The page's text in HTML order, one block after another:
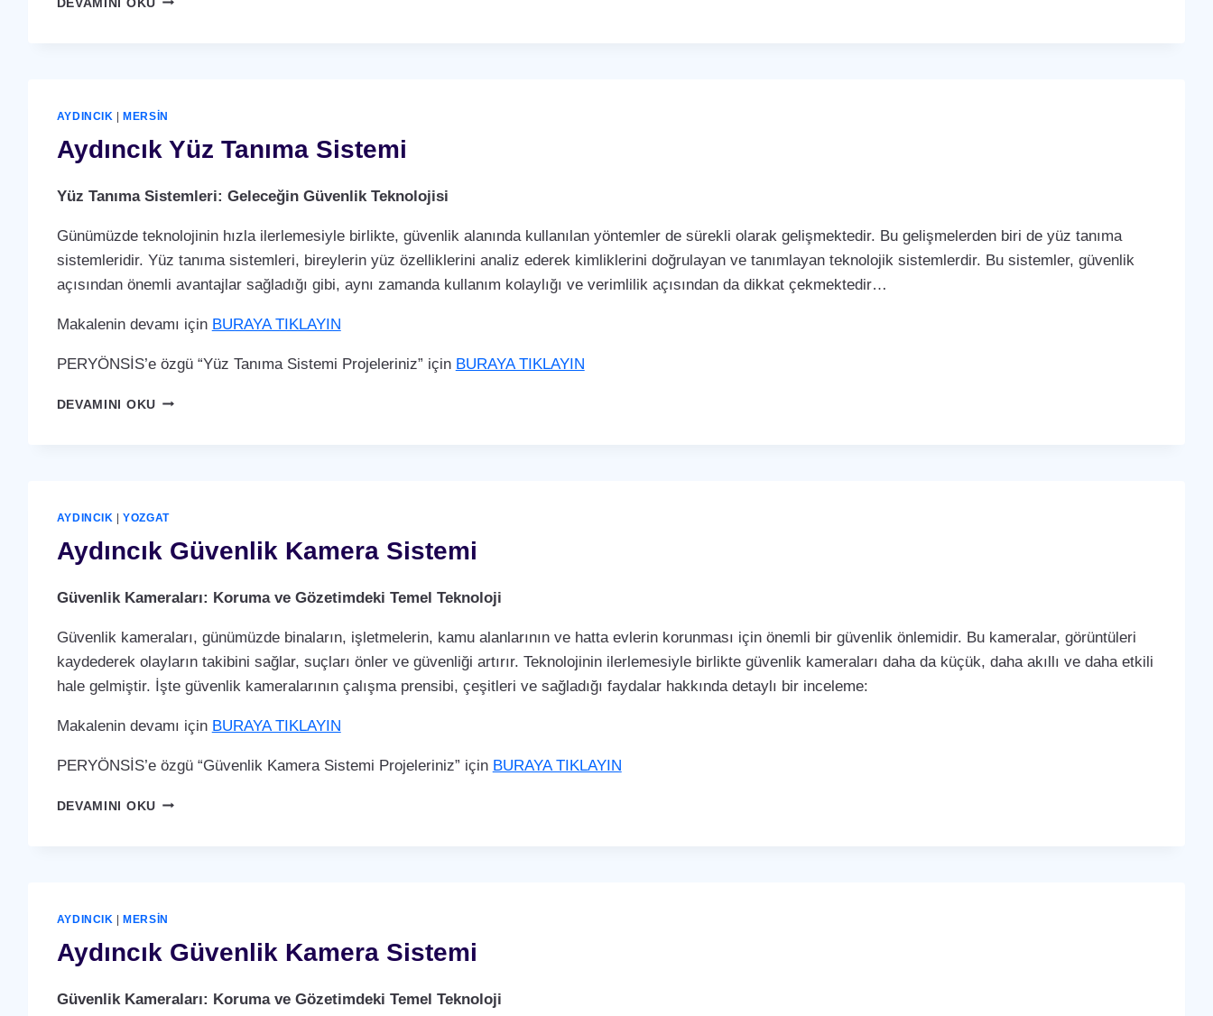
DEVAMINI OKU
AYDINCIK |MERSIN
Aydıncık Yüz Tanıma Sistemi
Yüz Tanıma Sistemleri: Geleceğin Güvenlik Teknolojisi
Günümüzde teknolojinin hızla ilerlemesiyle birlikte, güvenlik alanında kullanılan yöntemler de sürekli olarak gelişmektedir. Bu gelişmelerden biri de yüz tanıma
sistemleridir. Yüz tanıma sistemleri, bireylerin yüz özelliklerini analiz ederek kimliklerini doğrulayan ve tanımlayan teknolojik sistemlerdir. Bu sistemler, güvenlik
açısından önemli avantajlar sağladığı gibi, aynı zamanda kullanım kolaylığı ve verimlilik açısından da dikkat çekmektedir…
Makalenin devamı için BURAYA TIKLAYIN
PERYÖNSİS’e özgü “Yüz Tanıma Sistemi Projeleriniz” için BURAYA TIKLAYIN
DEVAMINI OKUAYDINCIK
AYDINCIK |YOZGAT
Aydıncık Güvenlik Kamera Sistemi
Güvenlik Kameraları: Koruma ve Gözetimdeki Temel Teknoloji
Güvenlik kameraları, günümüzde binaların, işletmelerin, kamu alanlarının ve hatta evlerin korunması için önemli bir güvenlik önlemidir. Bu kameralar, görüntüleri
kaydederek olayların takibini sağlar, suçları önler ve güvenliği artırır. Teknolojinin ilerlemesiyle birlikte güvenlik kameraları daha da küçük, daha akıllı ve daha etkili
hale gelmiştir. İşte güvenlik kameralarının çalışma prensibi, çeşitleri ve sağladığı faydalar hakkında detaylı bir inceleme:
Makalenin devamı için BURAYA TIKLAYIN
PERYÖNSİS’e özgü “Güvenlik Kamera Sistemi Projeleriniz” için BURAYA TIKLAYIN
DEVAMINI OKUAYDINCIK
AYDINCIK |MERSIN
Aydıncık Güvenlik Kamera Sistemi
Güvenlik Kameraları: Koruma ve Gözetimdeki Temel Teknoloji